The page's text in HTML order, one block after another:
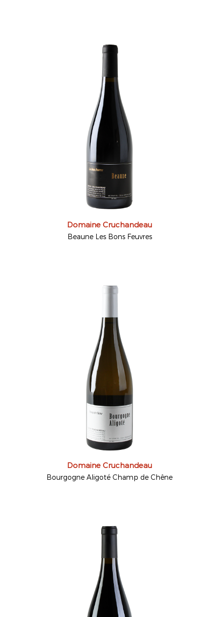
Domaine Cruchandeau
Beaune Les Bons Feuvres
Domaine Cruchandeau
Bourgogne Aligoté Champ de Chêne